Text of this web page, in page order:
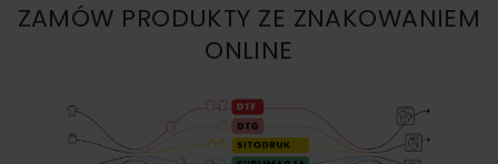
ZAMÓW PRODUKTY ZE ZNAKOWANIEM
ONLINE